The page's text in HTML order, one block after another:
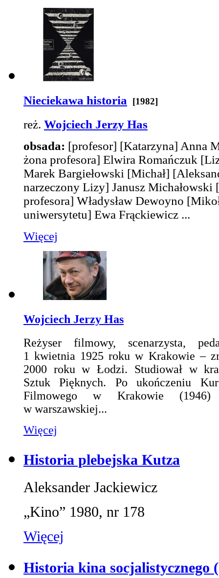
Nieciekawa historia [1982]
reż. Wojciech Jerzy Has
obsada: [profesor] [Katarzyna] Anna
żona profesora] Elwira Romańczuk
Marek Bargiełowski [Michał]
narzeczony Lizy] Janusz Michałowski
profesora] Władysław Dewoyno
uniwersytetu] Ewa Frąckiewicz ...
Więcej
Wojciech Jerzy Has
Reżyser filmowy, scenarzysta,
1 kwietnia 1925 roku w Krakowie –
2000 roku w Łodzi. Studiował w
Sztuk Pięknych. Po ukończeniu
Filmowego w Krakowie (1946)
w warszawskiej...
Więcej
Historia plebejska Kutza
Aleksander Jackiewicz
„Kino” 1980, nr 178
Więcej
Historia kina